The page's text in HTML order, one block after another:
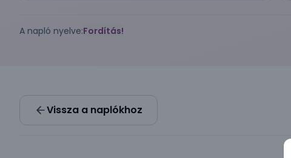
A napló nyelve:Fordítás!
Vissza a naplókhoz